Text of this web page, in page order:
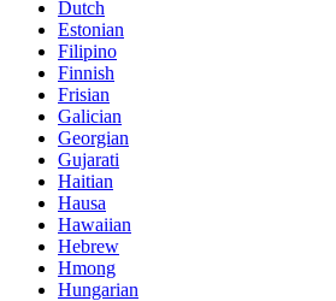
Dutch
Estonian
Filipino
Finnish
Frisian
Galician
Georgian
Gujarati
Haitian
Hausa
Hawaiian
Hebrew
Hmong
Hungarian